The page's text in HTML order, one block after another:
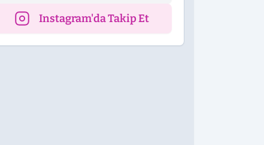
Instagram'da Takip Et